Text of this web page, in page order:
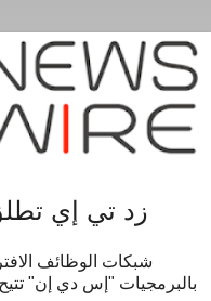
زد تي إي
شبكات الوظائف
بالبرمجيات "إس دي إن"